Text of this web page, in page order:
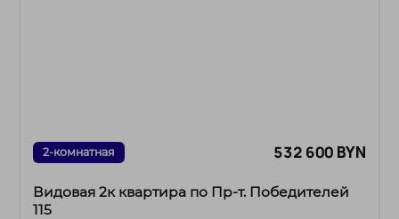
2-комнатная 532 600 BYN
Видовая 2к квартира по Пр-т. Победителей
115